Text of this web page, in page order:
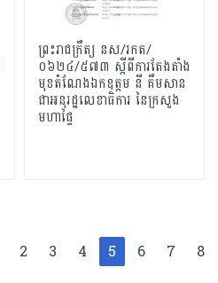
ព្រះរាជក្រឹត្យ នស/រកត/
០៦២៤/៥៧៣ ស្តីពីការតែងតាំង
មុខតំណែងឯកឧត្តម នី គឹមសាន
ជាអនុរដ្ឋលេខាធិការ នៃក្រសួង
មហាផ្ទៃ
2 3 4 5 6 7 8